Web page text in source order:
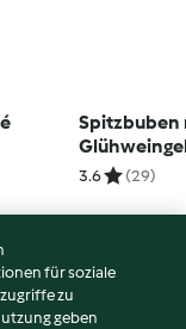
Spitzbuben
3.6 (29)
für soziale
zu
geben